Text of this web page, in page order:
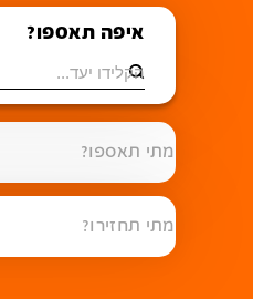
איפה תאספו?
מתי תאספו?
מתי תחזירו?